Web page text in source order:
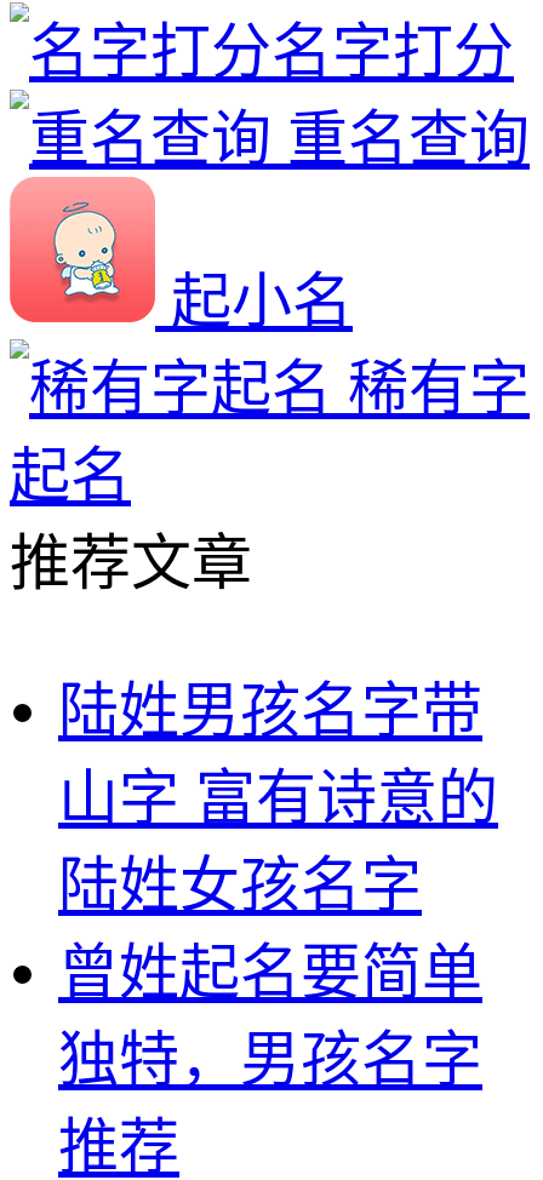
名字打分
重名查询
起小名
稀有字
起名
推荐文章
陆姓男孩名字带
山字 富有诗意的
陆姓女孩名字
曾姓起名要简单
独特，男孩名字
推荐